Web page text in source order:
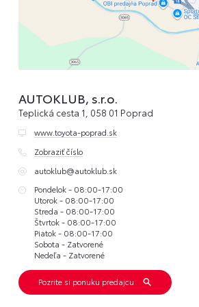
Lakťová opierka vodiča
LED osvetlenie nákladového priestoru
Manuálna klimatizácia
Manuálne nastaviteľné sedadlo spolujazdca
Náradie na výmenu kolesa
Obmedzovač rýchlosti
Odkladací priestor v kabíne nad hlavou
Plnohodnotná rezerva
Počet sedadiel = 3
Predné halogénové svetlomety + DLR
Predpríprava na ťažné zariadenie (kabeláž)
Rádio s 5' farebným displejom, DAB, USB nabíjanie
Rozpoznávanie dopravných značiek
Sklopné zrkadlá
AUTOKLUB, s.r.o.
Teplická cesta 1, 058 01 Poprad
www.toyota-poprad.sk
Zobraziť číslo
autoklub@autoklub.sk
Pondelok - 08:00-17:00
Utorok - 08:00-17:00
Streda - 08:00-17:00
Štvrtok - 08:00-17:00
Piatok - 08:00-17:00
Sobota - Zatvorené
Nedeľa - Zatvorené
Pozrite si ponuku predajcu